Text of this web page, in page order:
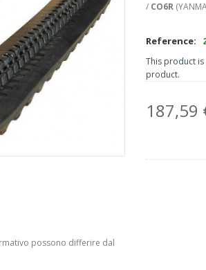
possono differire dal
/ CO6R
Reference:
This product
product.
187,59